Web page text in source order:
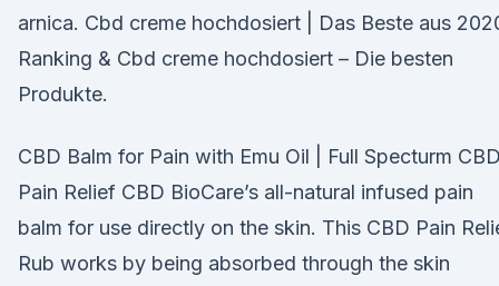
arnica. Cbd creme hochdosiert | Das Beste aus
Ranking & Cbd creme hochdosiert – Die besten
Produkte.
CBD Balm for Pain with Emu Oil | Full Specturm CBD
Pain Relief CBD BioCare’s all-natural infused pain
balm for use directly on the skin. This CBD Pain
Rub works by being absorbed through the skin